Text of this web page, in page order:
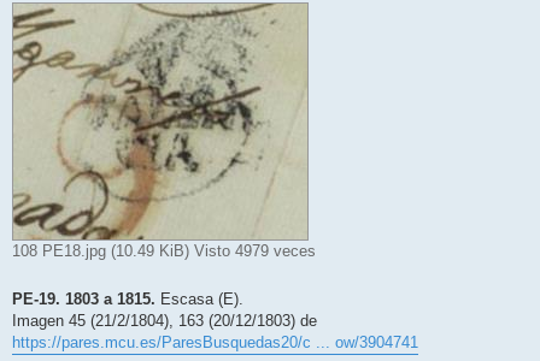
108 PE18.jpg (10.49 KiB) Visto 4979 veces
PE-19. 1803 a 1815. Escasa (E).
Imagen 45 (21/2/1804), 163 (20/12/1803) de
https://pares.mcu.es/ParesBusquedas20/c ... ow/3904741